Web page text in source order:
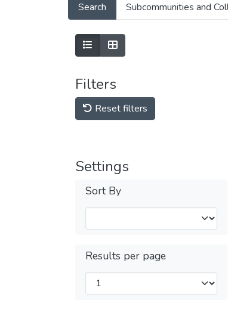
Search Subcommunities and
Filters
Reset filters
Settings
Sort By
Results per page